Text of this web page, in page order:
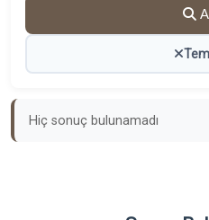
Hiç sonuç bulunamadı